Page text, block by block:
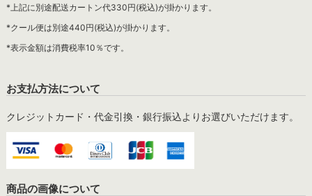
*上記に別途配送カートン代330円(税込)が掛かります。
*クール便は別途440円(税込)が掛かります。
*表示金額は消費税率10％です。
お支払方法について
クレジットカード・代金引換・銀行振込よりお選びいただけます。
商品の画像について